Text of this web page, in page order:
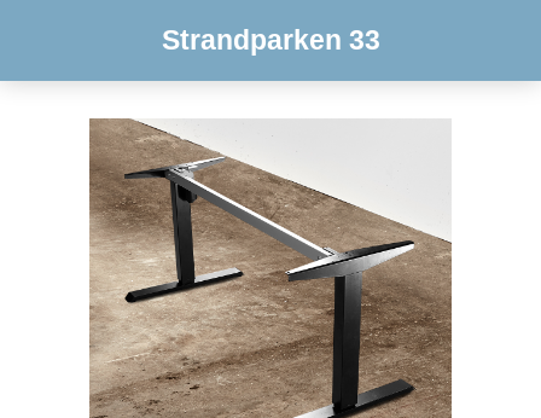
Strandparken 33